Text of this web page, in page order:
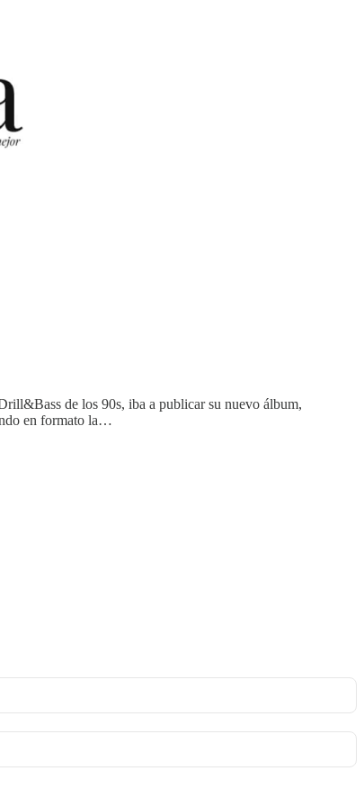
de los 90s, iba a publicar su nuevo álbum,
en formato la…